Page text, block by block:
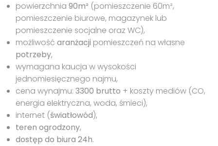
powierzchnia 90m² (pomieszczenie 60m²,
pomieszczenie biurowe, magazynek lub
pomieszczenie socjalne oraz WC),
możliwość aranżacji pomieszczeń na własne
potrzeby,
wymagana kaucja w wysokości
jednomiesięcznego najmu,
cena wynajmu: 3300 brutto + koszty mediów (CO,
energia elektryczna, woda, śmieci),
internet (światłowód),
teren ogrodzony,
dostęp do biura 24h.